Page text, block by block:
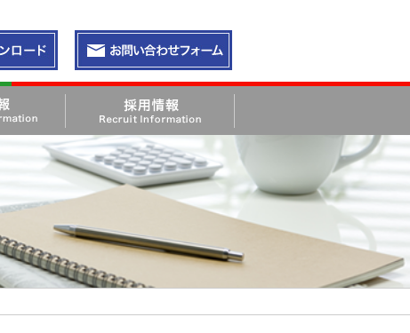
請求 お問い合わせ・資料請求
採用情報 Recruit Information